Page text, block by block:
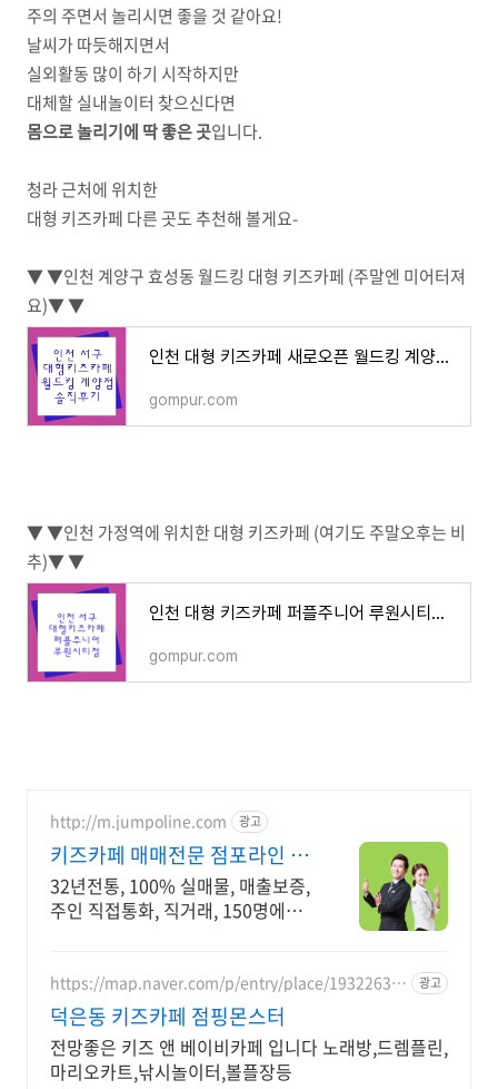
주의 주면서 놀리시면 좋을 것 같아요!
날씨가 따듯해지면서
실외활동 많이 하기 시작하지만
대체할 실내놀이터 찾으신다면
몸으로 놀리기에 딱 좋은 곳입니다.
청라 근처에 위치한
대형 키즈카페 다른 곳도 추천해 볼게요-
▼ ▼인천 계양구 효성동 월드킹 대형 키즈카페 (주말엔 미어터져
요)▼ ▼
인천 대형 키즈카페 새로오픈 월드킹 계양점 장단점 주차
gompur.com
▼ ▼인천 가정역에 위치한 대형 키즈카페 (여기도 주말오후는 비
추)▼ ▼
인천 대형 키즈카페 퍼플주니어 루원시티점 방문후기
gompur.com
http://m.jumpoline.com 광고
키즈카페 매매전문 점포라인 빠
른 직거래 & 안전중개거래
32년전통, 100% 실매물, 매출보증,
주인 직접통화, 직거래, 150명에이
https://map.naver.com/p/entry/place/19322630
56
광고
덕은동 키즈카페 점핑몬스터
전망좋은 키즈 앤 베이비카페 입니다 노래방,드렘플린,
마리오카트,낚시놀이터,볼플장등